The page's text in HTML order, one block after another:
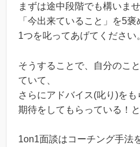
まずは途中段階でも構いま
「今出来ていること」を5褒
1つを叱ってあげてください
そうすることで、自分のこ
ていて、
さらにアドバイス(叱り)をも
期待をしてもらっている！
1on1面談はコーチング手法